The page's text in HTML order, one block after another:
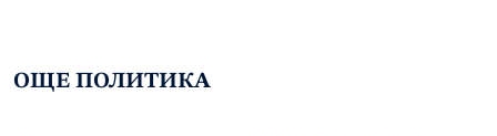
ОЩЕ ПОЛИТИКА